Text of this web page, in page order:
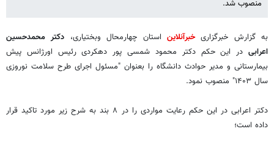
منصوب شد.
به گزارش خبرگزاریخبرآنلاین استان چهارمحال وبختیاری، دکتر محمدحسین
اعرابی در این حکم دکتر محمود شمسی پور دهکردی رئیس اورژانس پیش
بیمارستانی و مدیر حوادث دانشگاه را بعنوان "مسئول اجرای طرح سلامت نوروزی
سال ۱۴۰۳" منصوب نمود.
دکتر اعرابی در این حکم رعایت مواردی را در ۸ بند به شرح زیر مورد تاکید قرار
داده است؛